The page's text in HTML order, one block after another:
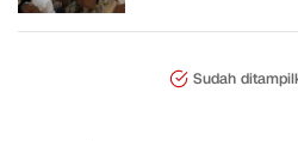
Sudah